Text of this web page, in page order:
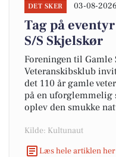
DET SKER 03-08-
Tag på
S/S Skjelskør
Foreningen til Gamle
Veteranskibsklub
det 110 år gamle
på en uforglemmelig
oplev den smukke
Kilde: Kultunaut
Læs hele artiklen her